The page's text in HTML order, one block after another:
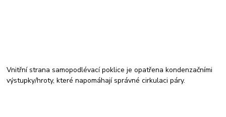
Vnitřní strana samopodlévací poklice je opatřena kondenzačními
výstupky/hroty, které napomáhají správné cirkulaci páry.